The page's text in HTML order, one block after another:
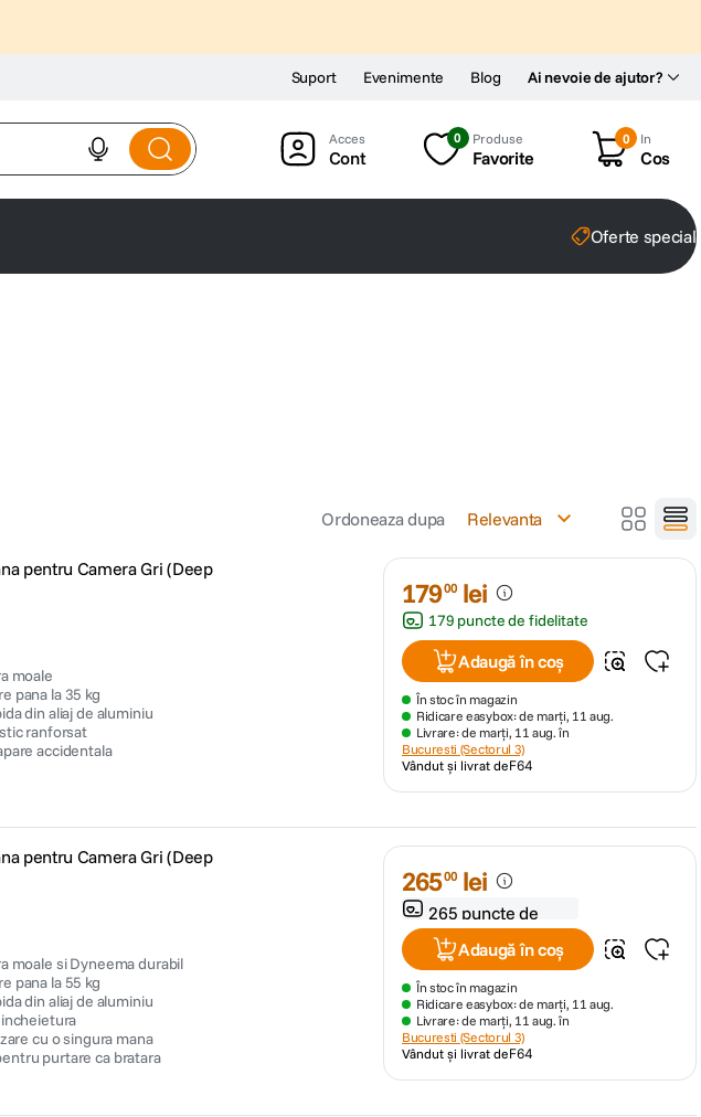
Ai nevoie de ajutor?
Suport Evenimente Blog
Cont
0 Produse
Favorite
0 In
Cos
Oferte
Ordoneaza dupa Relevanta
pentru Camera Gri (Deep
moale
pana la 35 kg
din aliaj de aluminiu
ranforsat
accidentala
17900 lei
179 puncte de fidelitate
Adaugă în coș
În stoc în magazin
Ridicare easybox: de marți, 11 aug.
Livrare: de marți, 11 aug. în
Bucuresti (Sectorul 3)
Vândut și livrat deF64
pentru Camera Gri (Deep
moale si Dyneema durabil
pana la 55 kg
din aliaj de aluminiu
cu o singura mana
purtare ca bratara
26500 lei
265 puncte de
fidelitate
Adaugă în coș
În stoc în magazin
Ridicare easybox: de marți, 11 aug.
Livrare: de marți, 11 aug. în
Bucuresti (Sectorul 3)
Vândut și livrat deF64